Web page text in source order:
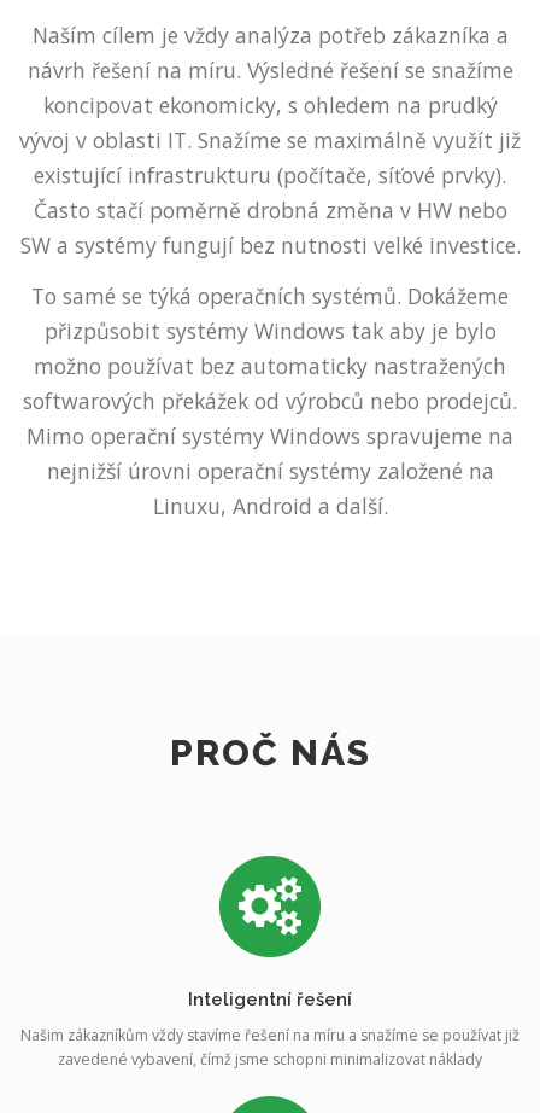
Naším cílem je vždy analýza potřeb zákazníka a
návrh řešení na míru. Výsledné řešení se snažíme
koncipovat ekonomicky, s ohledem na prudký
vývoj v oblasti IT. Snažíme se maximálně využít již
existující infrastrukturu (počítače, síťové prvky).
Často stačí poměrně drobná změna v HW nebo
SW a systémy fungují bez nutnosti velké investice.
To samé se týká operačních systémů. Dokážeme
přizpůsobit systémy Windows tak aby je bylo
možno používat bez automaticky nastražených
softwarových překážek od výrobců nebo prodejců.
Mimo operační systémy Windows spravujeme na
nejnižší úrovni operační systémy založené na
Linuxu, Android a další.
PROČ NÁS
Inteligentní řešení
Našim zákazníkům vždy stavíme řešení na míru a snažíme se používat již
zavedené vybavení, čímž jsme schopni minimalizovat náklady